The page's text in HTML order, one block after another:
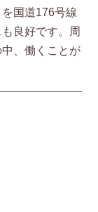
国道176号線
良好です。周
、働くことが